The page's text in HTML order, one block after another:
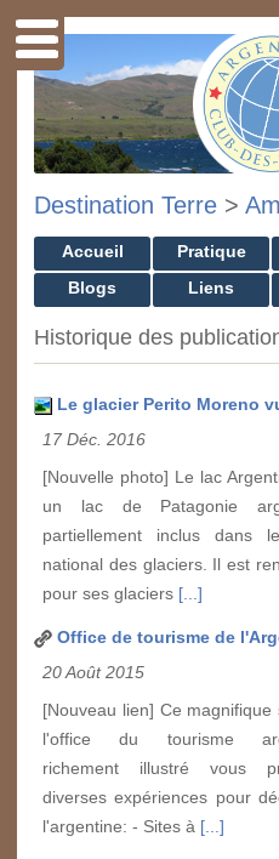
Destination Terre >
Accueil Pratique
Blogs
Liens
Historique des
Le glacier Perito Moreno
17 Déc. 2016
[Nouvelle photo] Le lac
un lac de Patagonie
partiellement inclus dans
national des glaciers. Il est
pour ses glaciers [...]
Office de tourisme de
20 Août 2015
[Nouveau lien] Ce magnifique
l'office du tourisme
richement illustré vous
diverses expériences pour
l'argentine: - Sites à [...]